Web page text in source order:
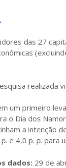
das 27
realizada
um primeiro
o Dia dos
a intenção
e 4,0 p. p. para
dados: 29 de